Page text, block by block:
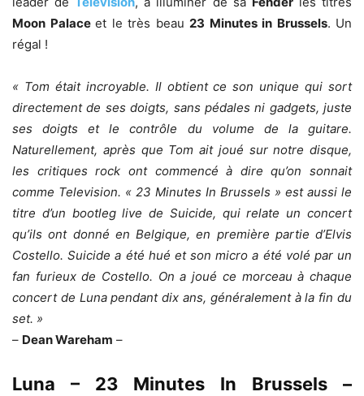
Moon Palace et le très beau 23 Minutes in Brussels. Un
régal !
« Tom était incroyable. Il obtient ce son unique qui sort
directement de ses doigts, sans pédales ni gadgets, juste
ses doigts et le contrôle du volume de la guitare.
Naturellement, après que Tom ait joué sur notre disque,
les critiques rock ont ​​commencé à dire qu’on sonnait
comme Television. « 23 Minutes In Brussels » est aussi le
titre d’un bootleg live de Suicide, qui relate un concert
qu’ils ont donné en Belgique, en première partie d’Elvis
Costello. Suicide a été hué et son micro a été volé par un
fan furieux de Costello. On a joué ce morceau à chaque
concert de Luna pendant dix ans, généralement à la fin du
set. »
– Dean Wareham –
Luna – 23 Minutes In Brussels –